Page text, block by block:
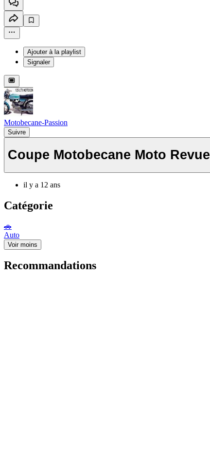
Ajouter à la playlist
Signaler
Motobecane-Passion
Suivre
Coupe Motobecane Moto Revue
il y a 12 ans
Catégorie
🚗
Auto
Voir moins
Recommandations